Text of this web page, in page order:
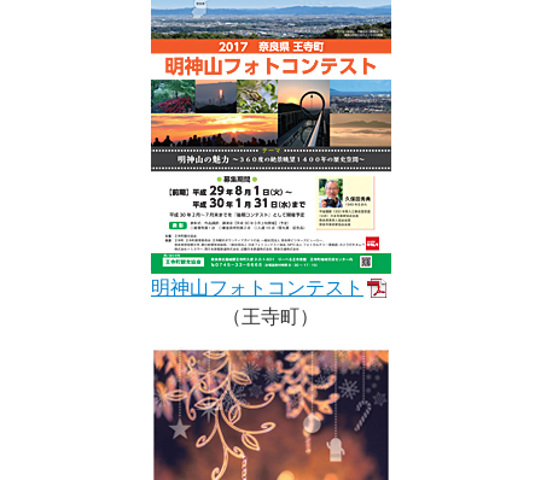
明神山フォトコンテスト
（王寺町）